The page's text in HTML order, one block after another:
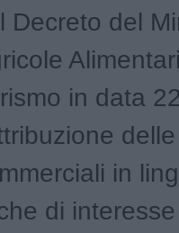
Decreto del
in data
in
di